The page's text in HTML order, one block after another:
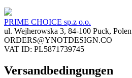
PRIME CHOICE sp.z o.o.
ul. Wejherowska 3, 84-100 Puck, Polen
ORDERS@YNOTDESIGN.CO
VAT ID: PL5871739745
Versandbedingungen